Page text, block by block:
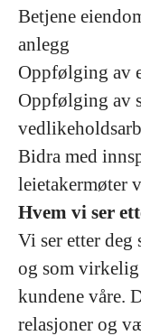
Betjene
anlegg
Oppfølging av
Oppfølging av
Bidra med
leietakermøter
Hvem vi ser
Vi ser etter
og som
kundene våre.
relasjoner og